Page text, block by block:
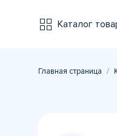
Каталог
Главная страница